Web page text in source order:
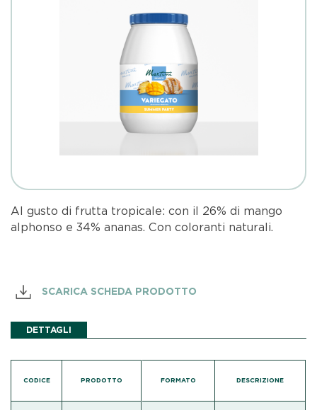
Al gusto di frutta tropicale: con il 26% di mango
alphonso e 34% ananas. Con coloranti naturali.
SCARICA SCHEDA PRODOTTO
DETTAGLI
CODICE PRODOTTO FORMATO DESCRIZIONE